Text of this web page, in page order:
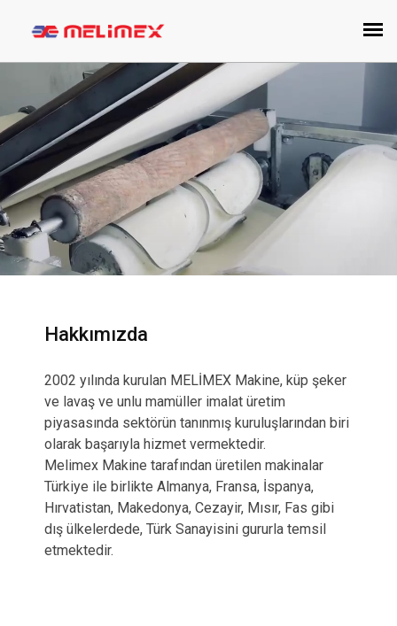
Hakkımızda
2002 yılında kurulan MELİMEX Makine, küp şeker
ve lavaş ve unlu mamüller imalat üretim
piyasasında sektörün tanınmış kuruluşlarından biri
olarak başarıyla hizmet vermektedir.
Melimex Makine tarafından üretilen makinalar
Türkiye ile birlikte Almanya, Fransa, İspanya,
Hırvatistan, Makedonya, Cezayir, Mısır, Fas gibi
dış ülkelerdede, Türk Sanayisini gururla temsil
etmektedir.